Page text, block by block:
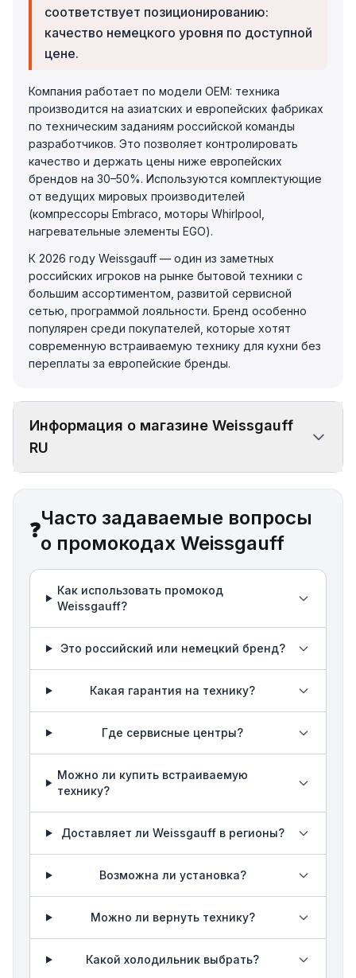
соответствует позиционированию:
качество немецкого уровня по доступной
цене.
Компания работает по модели OEM: техника
производится на азиатских и европейских фабриках
по техническим заданиям российской команды
разработчиков. Это позволяет контролировать
качество и держать цены ниже европейских
брендов на 30–50%. Используются комплектующие
от ведущих мировых производителей
(компрессоры Embraco, моторы Whirlpool,
нагревательные элементы EGO).
К 2026 году Weissgauff — один из заметных
российских игроков на рынке бытовой техники с
большим ассортиментом, развитой сервисной
сетью, программой лояльности. Бренд особенно
популярен среди покупателей, которые хотят
современную встраиваемую технику для кухни без
переплаты за европейские бренды.
Информация о магазине Weissgauff
RU
❓
Часто задаваемые вопросы
о промокодах Weissgauff
Как использовать промокод
Weissgauff?
Это российский или немецкий бренд?
Какая гарантия на технику?
Где сервисные центры?
Можно ли купить встраиваемую
технику?
Доставляет ли Weissgauff в регионы?
Возможна ли установка?
Можно ли вернуть технику?
Какой холодильник выбрать?